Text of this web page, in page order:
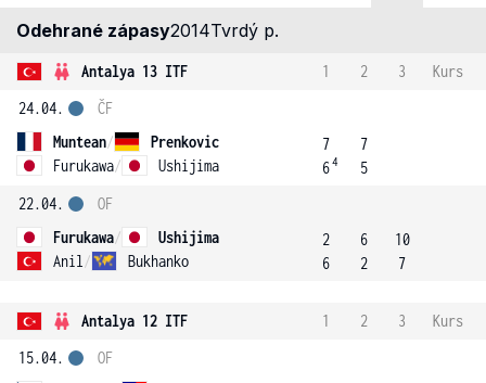
Odehrané zápasy2014Tvrdý p.
Antalya 13 ITF 1 2 3
Kurs
24.04.
Muntean/
Prenkovic
Furukawa/ Ushijima
ČF
7
64
7
5
22.04.
Furukawa/
Ushijima
Anil / Bukhanko
OF
2
6
6
2
10
7
Antalya 12 ITF 1 2 3
Kurs
15.04.
OF